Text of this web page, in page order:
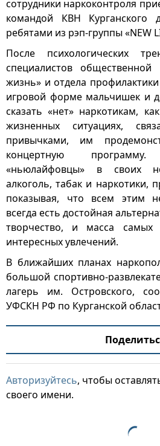
сотрудники наркоконтроля
командой КВН
ребятами из рэп-группы «NEW
После психологических
специалистов общественной
жизнь» и отдела
игровой форме мальчишек и
сказать «нет» наркотикам,
жизненных ситуациях,
привычками, им
концертную
«ньюлайфовцы» в своих
алкоголь, табак и наркотики,
показывая, что всем этим
всегда есть достойная
творчество, и масса
интересных увлечений.
В ближайших планах
большой спортивно-
лагерь им. Островского,
УФСКН РФ по Курганской
Авторизуйтесь, чтобы
своего имени.